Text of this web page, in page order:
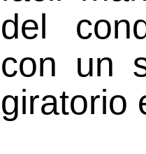
del
con un
giratorio